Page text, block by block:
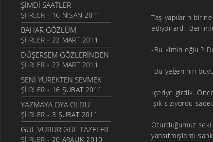
ŞIMDI SAATLER
ŞIIRLER - 16 NISAN 2011
BAHAR GÖZLÜM
ŞIIRLER - 22 MART 2011
DÜŞERSEM GÖZLERINDEN
ŞIIRLER - 22 MART 2011
SENI YÜREKTEN SEVMEK
ŞIIRLER - 16 ŞUBAT 2011
YAZMAYA OYA OLDU
ŞIIRLER - 3 ŞUBAT 2011
GÜL VURUR GÜL TAZELER
ŞIIRLER - 20 ARALIK 2010
Taş yapıların
ediyorlardı.
-Bu kimin oğlu ?
-Bu yeğeninin
İçeriye girdik.
ışık sızıyordu
Oturduğumuz seki
yansıtmışlardı